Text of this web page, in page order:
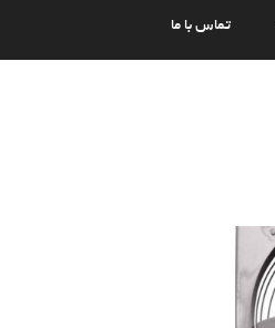
تماس با ما